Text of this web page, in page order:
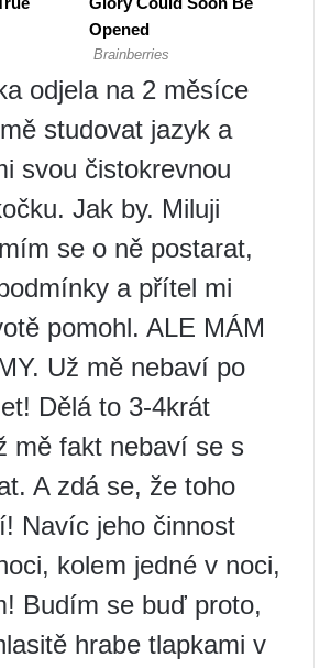
odjela na 2 měsíce
studovat jazyk a
svou čistokrevnou
Jak by. Miluji
se o ně postarat,
a přítel mi
pomohl. ALE MÁM
Už mě nebaví po
Dělá to 3-4krát
mě fakt nebaví se s
A zdá se, že toho
Navíc jeho činnost
kolem jedné v noci,
Budím se buď proto,
hrabe tlapkami v